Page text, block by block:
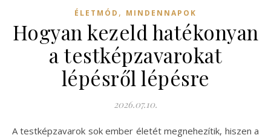
ÉLETMÓD , MINDENNAPOK
Hogyan kezeld hatékonyan
a testképzavarokat
lépésről lépésre
2026.07.10.
A testképzavarok sok ember életét megnehezítik, hiszen a